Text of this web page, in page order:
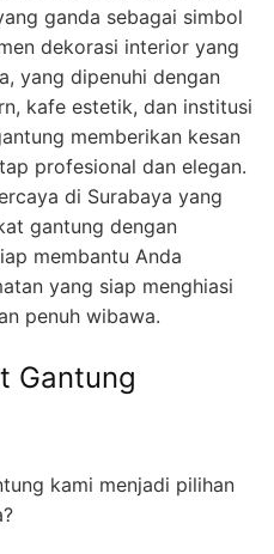
ganda sebagai simbol
dekorasi interior yang
yang dipenuhi dengan
kafe estetik, dan institusi
memberikan kesan
profesional dan elegan.
di Surabaya yang
gantung dengan
membantu Anda
yang siap menghiasi
penuh wibawa.
Gantung
kami menjadi pilihan